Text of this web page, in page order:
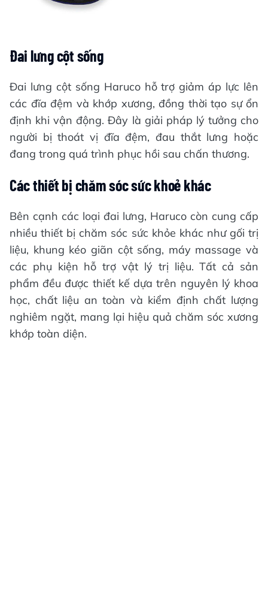
Đai lưng cột sống
Đai lưng cột sống Haruco hỗ trợ giảm áp lực lên
các đĩa đệm và khớp xương, đồng thời tạo sự ổn
định khi vận động. Đây là giải pháp lý tưởng cho
người bị thoát vị đĩa đệm, đau thắt lưng hoặc
đang trong quá trình phục hồi sau chấn thương.
Các thiết bị chăm sóc sức khoẻ khác
Bên cạnh các loại đai lưng, Haruco còn cung cấp
nhiều thiết bị chăm sóc sức khỏe khác như gối trị
liệu, khung kéo giãn cột sống, máy massage và
các phụ kiện hỗ trợ vật lý trị liệu. Tất cả sản
phẩm đều được thiết kế dựa trên nguyên lý khoa
học, chất liệu an toàn và kiểm định chất lượng
nghiêm ngặt, mang lại hiệu quả chăm sóc xương
khớp toàn diện.